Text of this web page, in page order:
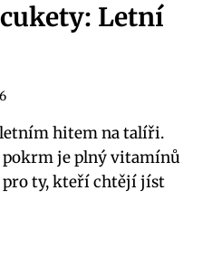
Letní
hitem na talíři.
je plný vitamínů
pro ty, kteří chtějí jíst